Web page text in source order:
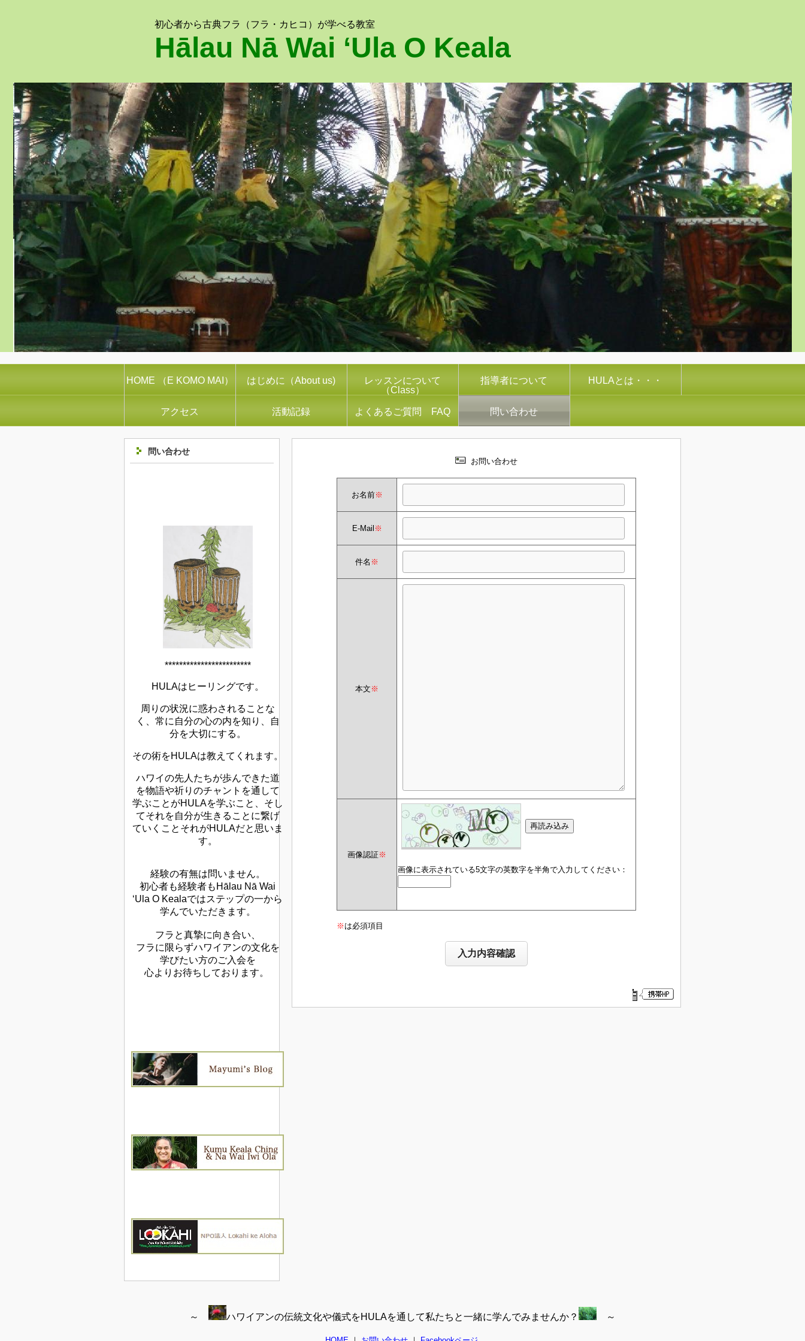
初心者から古典フラ（フラ・カヒコ）が学べる教室
Hālau Nā Wai ʻUla O Keala
HOME （E KOMO MAI） はじめに（About us)
レッスンについて
（Class）
指導者について HULAとは・・・
アクセス 活動記録 よくあるご質問 FAQ 問い合わせ
問い合わせ
************************
HULAはヒーリングです。
周りの状況に惑わされることな
く、常に自分の心の内を知り、自
分を大切にする。
その術をHULAは教えてくれます。
ハワイの先人たちが歩んできた道
を物語や祈りのチャントを通して
学ぶことがHULAを学ぶこと、そし
てそれを自分が生きることに繋げ
ていくことそれがHULAだと思いま
す。
経験の有無は問いません。
初心者も経験者もHālau Nā Wai
‘Ula O Kealaではステップの一から
学んでいただきます。
フラと真摯に向き合い、
フラに限らずハワイアンの文化を
学びたい方のご入会を
心よりお待ちしております。
お問い合わせ
お名前※
E-Mail ※
件名 ※
本文 ※
画像認証※
画像に表示されている5文字の英数字を半角で入力してください：
※ は必須項目
～ ハワイアンの伝統文化や儀式をHULAを通して私たちと一緒に学んでみませんか？ ～